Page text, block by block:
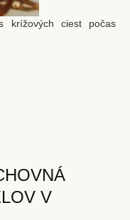
krížových ciest počas
V